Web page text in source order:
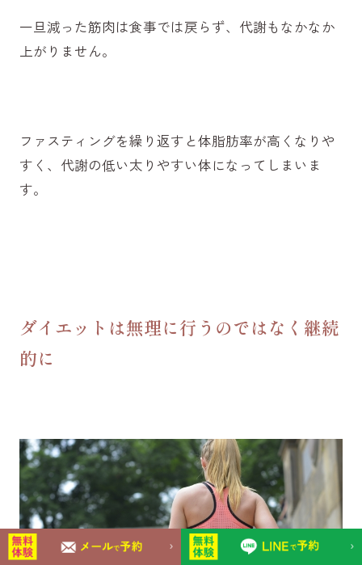
一旦減った筋肉は食事では戻らず、代謝もなかなか
上がりません。
ファスティングを繰り返すと体脂肪率が高くなりや
すく、代謝の低い太りやすい体になってしまいま
す。
ダイエットは無理に行うのではなく継続
的に